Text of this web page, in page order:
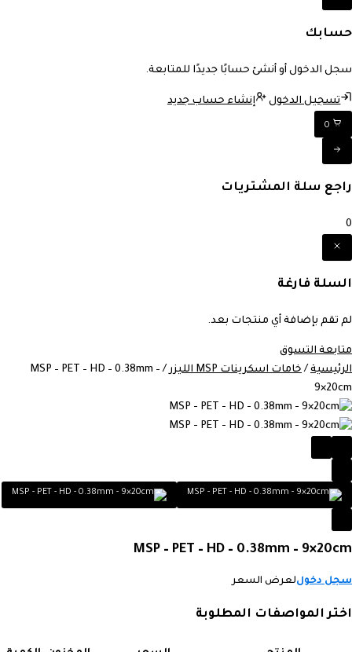
حسابك
سجل الدخول أو أنشئ حسابًا جديدًا للمتابعة.
تسجيل الدخول إنشاء حساب جديد
0
راجع سلة المشتريات
0
السلة فارغة
لم تقم بإضافة أي منتجات بعد.
متابعة التسوق
الرئيسية /خامات اسكرينات MSP الليزر
/ MSP – PET – HD – 0.38mm –
9×20cm
MSP – PET – HD – 0.38mm – 9×20cm
سجل دخوللعرض السعر
اختر المواصفات المطلوبة